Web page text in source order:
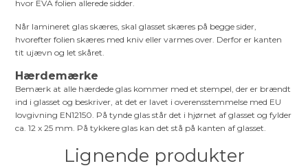
hvor EVA folien allerede sidder.
Når lamineret glas skæres, skal glasset skæres på begge sider,
hvorefter folien skæres med kniv eller varmes over. Derfor er kanten
tit ujævn og let skåret.
Hærdemærke
Bemærk at alle hærdede glas kommer med et stempel, der er brændt
ind i glasset og beskriver, at det er lavet i overensstemmelse med EU
lovgivning EN12150. På tynde glas står det i hjørnet af glasset og fylder
ca. 12 x 25 mm. På tykkere glas kan det stå på kanten af glasset.
Lignende produkter